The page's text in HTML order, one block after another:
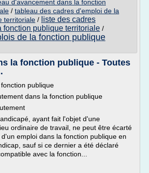
d'avancement dans la fonction
/ tableau des cadres d'emploi de la
territoriale / liste des cadres
fonction publique territoriale /
de la fonction publique
la fonction publique - Toutes
publique
dans la fonction publique
ayant fait l'objet d'une
ordinaire de travail, ne peut être écarté
emploi dans la fonction publique en
sauf si ce dernier a été déclaré
avec la fonction...